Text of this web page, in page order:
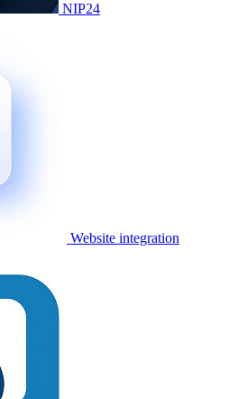
NIP24
Website integration